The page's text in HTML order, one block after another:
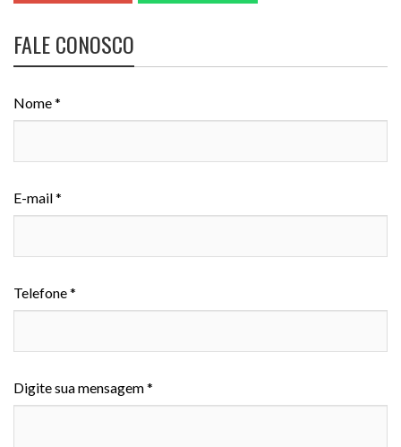
FALE CONOSCO
Nome *
E-mail *
Telefone *
Digite sua mensagem *